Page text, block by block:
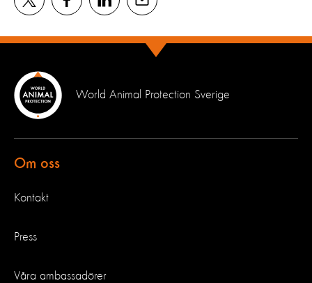
World Animal Protection Sverige
Om oss
Kontakt
Press
Våra ambassadörer